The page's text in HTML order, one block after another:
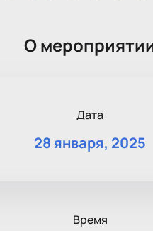
О
Дата
28 января, 2025
Время